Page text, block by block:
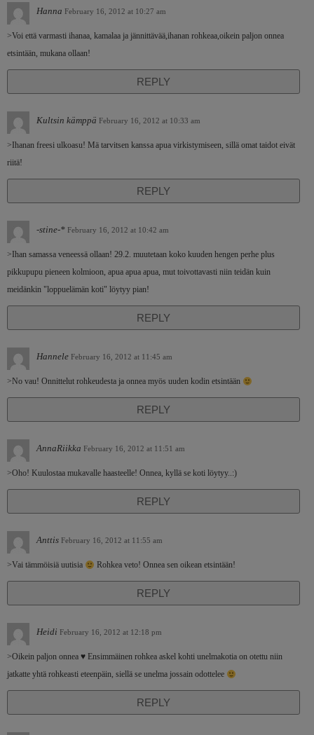
Hanna February 16, 2012 at 10:27 am
>Voi että varmasti ihanaa, kamalaa ja jännittävää,ihanan rohkeaa,oikein paljon onnea
etsintään, mukana ollaan!
REPLY
Kultsin kämppä February 16, 2012 at 10:33 am
>Ihanan freesi ulkoasu! Mä tarvitsen kanssa apua virkistymiseen, sillä omat taidot eivät
riitä!
REPLY
-stine-* February 16, 2012 at 10:42 am
>Ihan samassa veneessä ollaan! 29.2. muutetaan koko kuuden hengen perhe plus
pikkupupu pieneen kolmioon, apua apua apua, mut toivottavasti niin teidän kuin
meidänkin "loppuelämän koti" löytyy pian!
REPLY
Hannele February 16, 2012 at 11:45 am
>No vau! Onnittelut rohkeudesta ja onnea myös uuden kodin etsintään
REPLY
AnnaRiikka February 16, 2012 at 11:51 am
>Oho! Kuulostaa mukavalle haasteelle! Onnea, kyllä se koti löytyy..:)
REPLY
Anttis February 16, 2012 at 11:55 am
>Vai tämmöisiä uutisia Rohkea veto! Onnea sen oikean etsintään!
REPLY
Heidi February 16, 2012 at 12:18 pm
>Oikein paljon onnea ♥ Ensimmäinen rohkea askel kohti unelmakotia on otettu niin
jatkatte yhtä rohkeasti eteenpäin, siellä se unelma jossain odottelee
REPLY